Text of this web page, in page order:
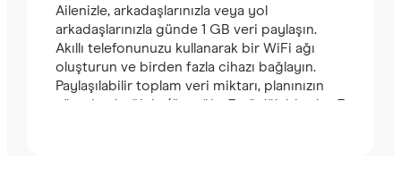
Ailenizle, arkadaşlarınızla veya yol
arkadaşlarınızla günde 1 GB veri paylaşın.
Akıllı telefonunuzu kullanarak bir WiFi ağı
oluşturun ve birden fazla cihazı bağlayın.
Paylaşılabilir toplam veri miktarı, planınızın
süresine bağlıdır (örneğin, 7 günlük bir plan 7